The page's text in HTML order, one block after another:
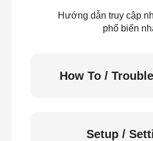
Hướng dẫn truy cập
phổ biến
How To /
Setup /